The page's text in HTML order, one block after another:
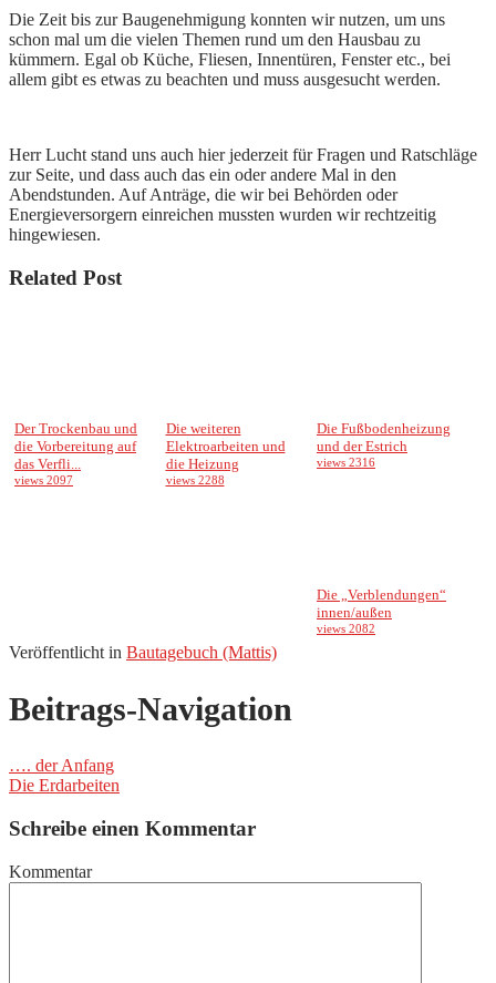
Die Zeit bis zur Baugenehmigung konnten wir nutzen, um uns
schon mal um die vielen Themen rund um den Hausbau zu
kümmern. Egal ob Küche, Fliesen, Innentüren, Fenster etc., bei
allem gibt es etwas zu beachten und muss ausgesucht werden.
Herr Lucht stand uns auch hier jederzeit für Fragen und Ratschläge
zur Seite, und dass auch das ein oder andere Mal in den
Abendstunden. Auf Anträge, die wir bei Behörden oder
Energieversorgern einreichen mussten wurden wir rechtzeitig
hingewiesen.
Related Post
Der Trockenbau und
die Vorbereitung auf
das Verfli...
views 2097
Die weiteren
Elektroarbeiten und
die Heizung
views 2288
Die Fußbodenheizung
und der Estrich
views 2316
Die „Verblendungen“
innen/außen
views 2082
Veröffentlicht in Bautagebuch (Mattis)
Beitrags-Navigation
…. der Anfang
Die Erdarbeiten
Schreibe einen Kommentar
Kommentar